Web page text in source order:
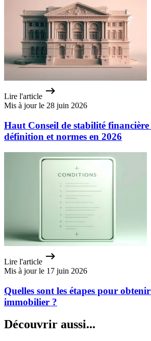
Lire l'article
Mis à jour le 28 juin 2026
Haut Conseil de stabilité
définition et normes en 2026
Lire l'article
Mis à jour le 17 juin 2026
Quelles sont les étapes pour
immobilier ?
Découvrir aussi...